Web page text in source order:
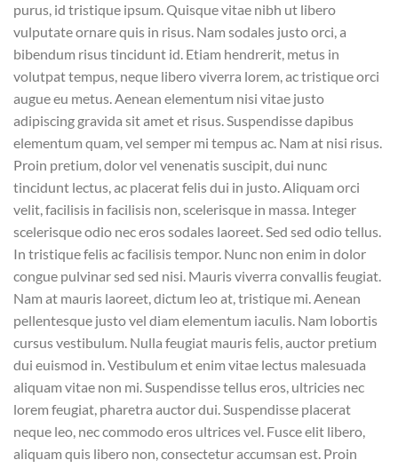
purus, id tristique ipsum. Quisque vitae nibh ut libero
vulputate ornare quis in risus. Nam sodales justo orci, a
bibendum risus tincidunt id. Etiam hendrerit, metus in
volutpat tempus, neque libero viverra lorem, ac tristique orci
augue eu metus. Aenean elementum nisi vitae justo
adipiscing gravida sit amet et risus. Suspendisse dapibus
elementum quam, vel semper mi tempus ac. Nam at nisi risus.
Proin pretium, dolor vel venenatis suscipit, dui nunc
tincidunt lectus, ac placerat felis dui in justo. Aliquam orci
velit, facilisis in facilisis non, scelerisque in massa. Integer
scelerisque odio nec eros sodales laoreet. Sed sed odio tellus.
In tristique felis ac facilisis tempor. Nunc non enim in dolor
congue pulvinar sed sed nisi. Mauris viverra convallis feugiat.
Nam at mauris laoreet, dictum leo at, tristique mi. Aenean
pellentesque justo vel diam elementum iaculis. Nam lobortis
cursus vestibulum. Nulla feugiat mauris felis, auctor pretium
dui euismod in. Vestibulum et enim vitae lectus malesuada
aliquam vitae non mi. Suspendisse tellus eros, ultricies nec
lorem feugiat, pharetra auctor dui. Suspendisse placerat
neque leo, nec commodo eros ultrices vel. Fusce elit libero,
aliquam quis libero non, consectetur accumsan est. Proin